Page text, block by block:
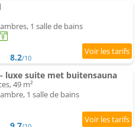
1 salle de bains
8.2/10
luxe suite met buitensauna
49 m²
1 salle de bains